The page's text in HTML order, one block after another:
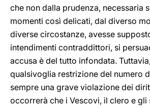
che non dalla prudenza, necessaria
momenti così delicati, dal diverso
diverse circostanze, avesse
intendimenti contraddittori, si
accusa è del tutto infondata.
qualsivoglia restrizione del numero
sempre una grave violazione dei
occorrerà che i Vescovi, il clero e gli